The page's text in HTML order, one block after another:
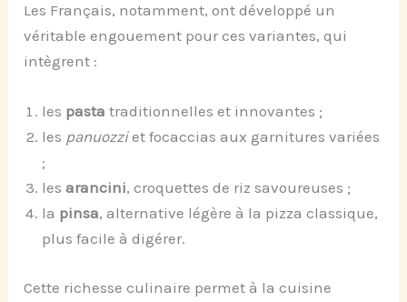
Les Français, notamment, ont développé un
véritable engouement pour ces variantes, qui
intègrent :
les pasta traditionnelles et innovantes ;
les panuozziet focaccias aux garnitures variées
;
lesarancini, croquettes de riz savoureuses ;
la pinsa, alternative légère à la pizza classique,
plus facile à digérer.
Cette richesse culinaire permet à la cuisine